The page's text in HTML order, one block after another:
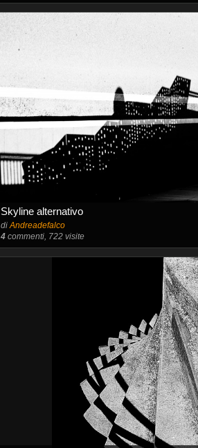
Skyline alternativo
diAndreadefalco
4commenti, 722 visite